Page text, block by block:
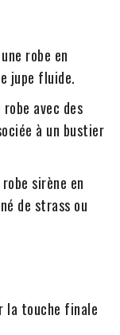
robe en
jupe fluide.
avec des
à un bustier
sirène en
de strass ou
la touche finale